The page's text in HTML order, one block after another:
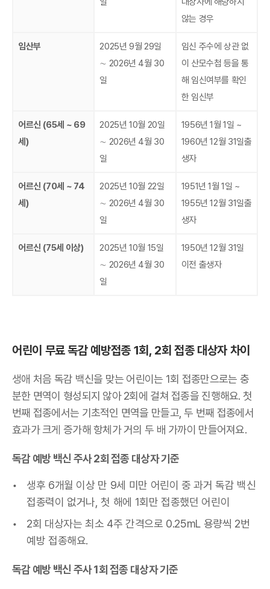
않는 경우
임산부
2025년 9월 29일
∼ 2026년 4월 30
일
임신 주수에 상관 없
이 산모수첩 등을 통
해 임신여부를 확인
한 임신부
어르신 (65세 ~ 69
세)
2025년 10월 20일
∼ 2026년 4월 30
일
1956년 1월 1일 ~
1960년 12월 31일출
생자
어르신 (70세 ~ 74
세)
2025년 10월 22일
∼ 2026년 4월 30
일
1951년 1월 1일 ~
1955년 12월 31일출
생자
어르신 (75세 이상)
2025년 10월 15일
∼ 2026년 4월 30
일
1950년 12월 31일
이전 출생자
어린이 무료 독감 예방접종 1회, 2회 접종 대상자 차이
생애 처음 독감 백신을 맞는 어린이는 1회 접종만으로는 충
분한 면역이 형성되지 않아 2회에 걸쳐 접종을 진행해요. 첫
번째 접종에서는 기초적인 면역을 만들고, 두 번째 접종에서
효과가 크게 증가해 항체가 거의 두 배 가까이 만들어져요.
독감 예방 백신 주사 2회 접종 대상자 기준
생후 6개월 이상 만 9세 미만 어린이 중 과거 독감 백신
접종력이 없거나, 첫 해에 1회만 접종했던 어린이
2회 대상자는 최소 4주 간격으로 0.25mL 용량씩 2번
예방 접종해요.
독감 예방 백신 주사 1회 접종 대상자 기준